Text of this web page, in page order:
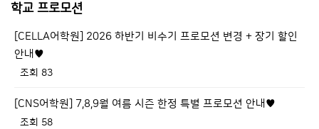
학교 프로모션
[CELLA어학원] 2026 하반기 비수기 프로모션 변경 + 장기 할인
안내♥
조회 83
[CNS어학원] 7,8,9월 여름 시즌 한정 특별 프로모션 안내♥
조회 58